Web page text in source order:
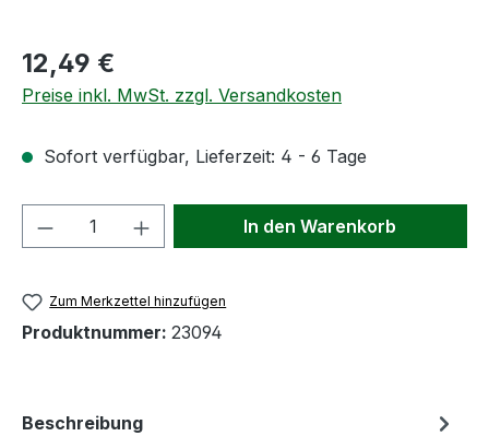
Regulärer Preis:
12,49 €
Preise inkl. MwSt. zzgl. Versandkosten
Sofort verfügbar, Lieferzeit: 4 - 6 Tage
Produkt Anzahl: Gib denIn den Warenkorb
Zum Merkzettel hinzufügen
Produktnummer: 23094
Beschreibung